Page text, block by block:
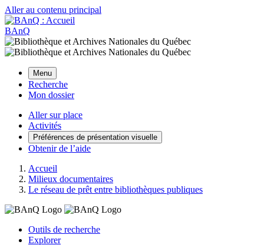
Aller au contenu principal
BAnQ
Menu
Recherche
Mon dossier
Aller sur place
Activités
Préférences de présentation visuelle
Obtenir de l’aide
Accueil
Milieux documentaires
Le réseau de prêt entre bibliothèques publiques
Outils de recherche
Explorer